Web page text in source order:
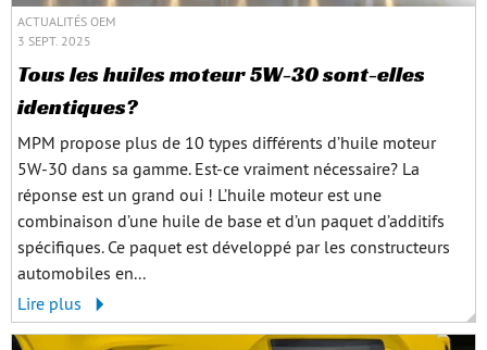
ACTUALITÉS OEM
3 SEPT. 2025
Tous les huiles moteur 5W-30 sont-elles
identiques?
MPM propose plus de 10 types différents d’huile moteur
5W-30 dans sa gamme. Est-ce vraiment nécessaire? La
réponse est un grand oui ! L’huile moteur est une
combinaison d’une huile de base et d’un paquet d’additifs
spécifiques. Ce paquet est développé par les constructeurs
automobiles en...
Lire plus